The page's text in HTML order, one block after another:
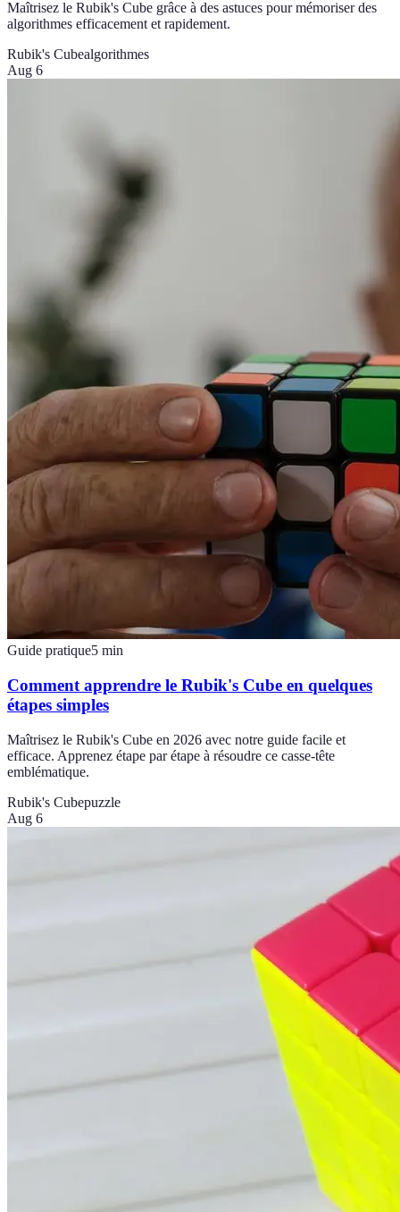
Maîtrisez le Rubik's Cube grâce à des astuces pour mémoriser des
algorithmes efficacement et rapidement.
Rubik's Cubealgorithmes
Aug 6
Guide pratique5 min
Comment apprendre le Rubik's Cube en quelques
étapes simples
Maîtrisez le Rubik's Cube en 2026 avec notre guide facile et
efficace. Apprenez étape par étape à résoudre ce casse-tête
emblématique.
Rubik's Cubepuzzle
Aug 6